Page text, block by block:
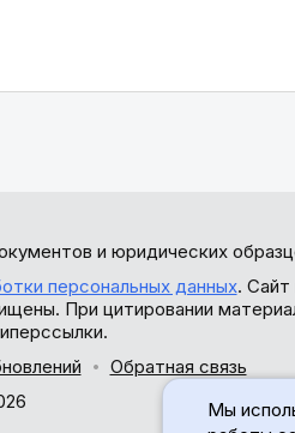
и юридических
персональных данных. Сайт
При цитировании
Обратная связь
Мы